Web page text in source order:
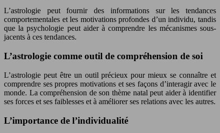
L’astrologie peut fournir des informations sur les tendances
comportementales et les motivations profondes d’un individu, tandis
que la psychologie peut aider à comprendre les mécanismes sous-
jacents à ces tendances.
L’astrologie comme outil de compréhension de soi
L’astrologie peut être un outil précieux pour mieux se connaître et
comprendre ses propres motivations et ses façons d’interagir avec le
monde. La compréhension de son thème natal peut aider à identifier
ses forces et ses faiblesses et à améliorer ses relations avec les autres.
L’importance de l’individualité